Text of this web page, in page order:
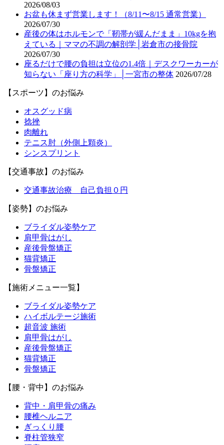
2026/08/03
お盆も休まず営業します！（8/11〜8/15 通常営業）
2026/07/30
産後の体はホルモンで「靭帯が緩んだまま」10kgを抱
えている｜ママの不調の解剖学│岩倉市の接骨院
2026/07/30
座るだけで腰の負担は立位の1.4倍｜デスクワーカーが
知らない「座り方の科学」│一宮市の整体 2026/07/28
【スポーツ】のお悩み
オスグッド病
捻挫
肉離れ
テニス肘（外側上顆炎）
シンスプリント
【交通事故】のお悩み
交通事故治療 自己負担０円
【姿勢】のお悩み
ブライダル姿勢ケア
肩甲骨はがし
産後骨盤矯正
猫背矯正
骨盤矯正
【施術メニュー一覧】
ブライダル姿勢ケア
ハイボルテージ施術
超音波 施術
肩甲骨はがし
産後骨盤矯正
猫背矯正
骨盤矯正
【腰・背中】のお悩み
背中・肩甲骨の痛み
腰椎ヘルニア
ぎっくり腰
脊柱管狭窄